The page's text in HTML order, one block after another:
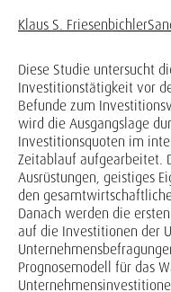
Klaus S. Friesenbichler
Diese Studie untersucht
Investitionstätigkeit vor
Befunde zum
wird die Ausgangslage
Investitionsquoten im
Zeitablauf aufgearbeitet.
Ausrüstungen, geistiges
den
Danach werden die
auf die Investitionen der
Prognosemodell für das